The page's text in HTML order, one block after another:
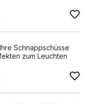
Schnappschüsse
zum Leuchten